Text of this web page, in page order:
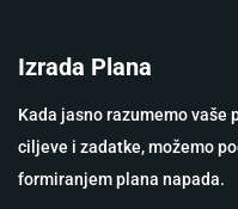
Izrada Plana
Kada jasno razumemo vaše
ciljeve i zadatke, možemo
formiranjem plana napada.